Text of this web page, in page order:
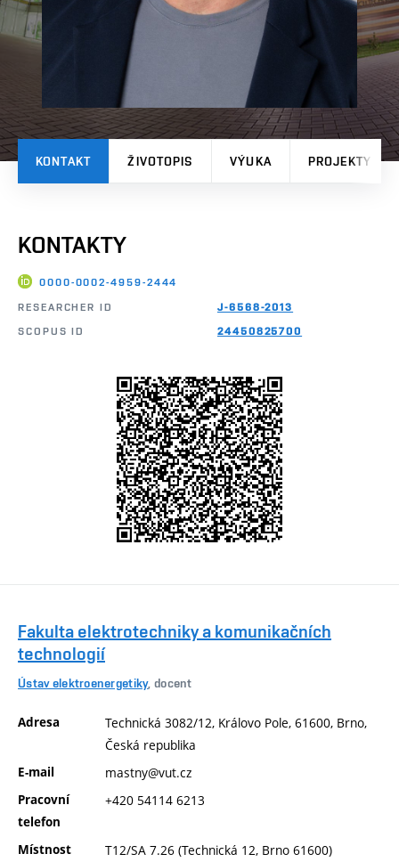
KONTAKT ŽIVOTOPIS VÝUKA PROJEKTY
KONTAKTY
0000-0002-4959-2444
RESEARCHER ID
J-6568-2013
SCOPUS ID
24450825700
Fakulta elektrotechniky a komunikačních
technologií
Ústav elektroenergetiky, docent
Adresa
Technická 3082/12, Královo Pole, 61600, Brno,
Česká republika
E-mail mastny@vut.cz
Pracovní
telefon
+420 54114 6213
Místnost T12/SA 7.26 (Technická 12, Brno 61600)